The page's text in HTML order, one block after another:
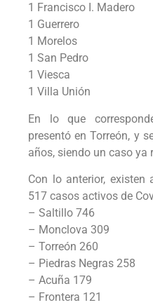
1 Francisco I. Madero
1 Guerrero
1 Morelos
1 San Pedro
1 Viesca
1 Villa Unión
En lo que
presentó en Torreón, y
años, siendo un caso ya
Con lo anterior, existen
517 casos activos de
– Saltillo 746
– Monclova 309
– Torreón 260
– Piedras Negras 258
– Acuña 179
– Frontera 121